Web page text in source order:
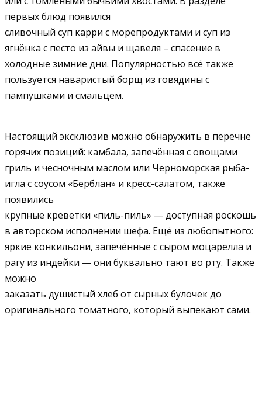
первых блюд появился
сливочный суп карри с морепродуктами и суп из
ягнёнка с песто из айвы и щавеля – спасение в
холодные зимние дни. Популярностью всё также
пользуется наваристый борщ из говядины с
пампушками и смальцем.
Настоящий эксклюзив можно обнаружить в перечне
горячих позиций: камбала, запечённая с овощами
гриль и чесночным маслом или Черноморская рыба-
игла с соусом «Берблан» и кресс-салатом, также
появились
крупные креветки «пиль-пиль» — доступная роскошь
в авторском исполнении шефа. Ещё из любопытного:
яркие конкильони, запечённые с сыром моцарелла и
рагу из индейки — они буквально тают во рту. Также
можно
заказать душистый хлеб от сырных булочек до
оригинального томатного, который выпекают сами.